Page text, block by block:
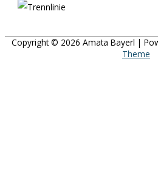
Copyright © 2026 Amata Bayerl |
Theme